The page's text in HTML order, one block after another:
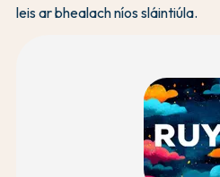
leis ar bhealach níos sláintiúla.